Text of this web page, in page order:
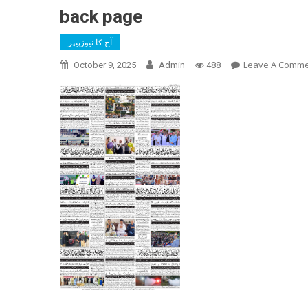
back page
آج کا نیوزپیپر
October 9, 2025 Admin 488 Leave A